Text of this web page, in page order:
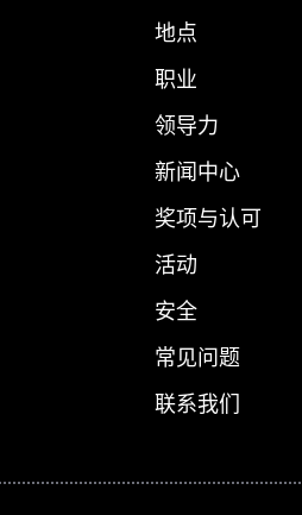
地点
职业
领导力
新闻中心
奖项与认可
活动
安全
常见问题
联系我们